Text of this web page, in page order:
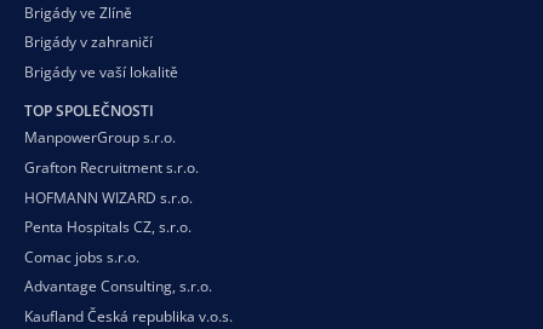
Brigády ve Zlíně
Brigády v zahraničí
Brigády ve vaší lokalitě
TOP SPOLEČNOSTI
ManpowerGroup s.r.o.
Grafton Recruitment s.r.o.
HOFMANN WIZARD s.r.o.
Penta Hospitals CZ, s.r.o.
Comac jobs s.r.o.
Advantage Consulting, s.r.o.
Kaufland Česká republika v.o.s.